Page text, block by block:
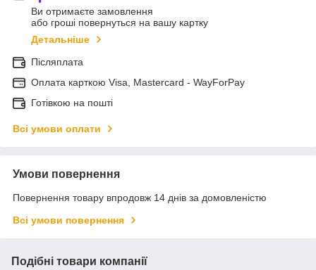
Ви отримаєте замовлення
або гроші повернуться на вашу картку
Детальніше
Післяплата
Оплата карткою Visa, Mastercard - WayForPay
Готівкою на пошті
Всі умови оплати
Умови повернення
Повернення товару впродовж 14 днів за домовленістю
Всі умови повернення
Подібні товари компанії